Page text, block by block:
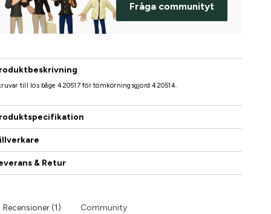
Fråga communityt
till lös båge 420517 för tömkörningsgjord 420514.
& Retur
Recensioner (1) Community